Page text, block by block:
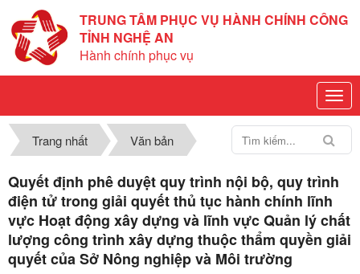
TRUNG TÂM PHỤC VỤ HÀNH CHÍNH CÔNG
TỈNH NGHỆ AN
Hành chính phục vụ
Trang nhất Văn bản
Quyết định phê duyệt quy trình nội bộ, quy trình
điện tử trong giải quyết thủ tục hành chính lĩnh
vực Hoạt động xây dựng và lĩnh vực Quản lý chất
lượng công trình xây dựng thuộc thẩm quyền giải
quyết của Sở Nông nghiệp và Môi trường